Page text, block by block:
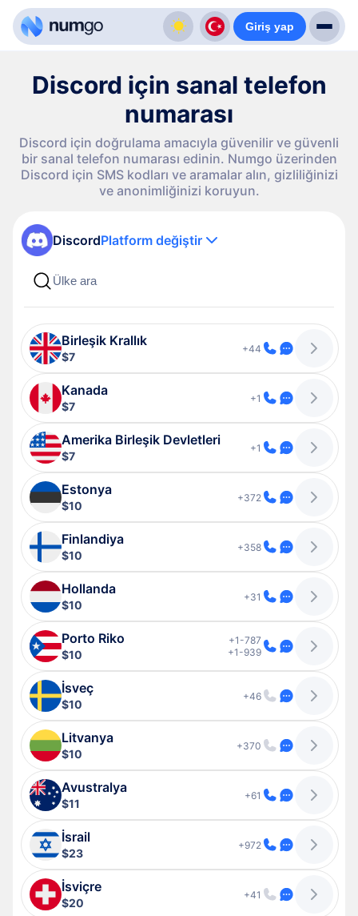
Giriş yap
Discord için sanal telefon
numarası
Discord için doğrulama amacıyla güvenilir ve güvenli
bir sanal telefon numarası edinin. Numgo üzerinden
Discord için SMS kodları ve aramalar alın, gizliliğinizi
ve anonimliğinizi koruyun.
DiscordPlatform değiştir
Birleşik Krallık
$7
+44
Kanada
$7
+1
Amerika Birleşik Devletleri
$7
+1
Estonya
$10
+372
Finlandiya
$10
+358
Hollanda
$10
+31
Porto Riko
$10
+1-787
+1-939
İsveç
$10
+46
Litvanya
$10
+370
Avustralya
$11
+61
İsrail
$23
+972
İsviçre
$20
+41